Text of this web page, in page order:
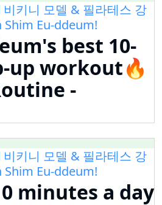
키니 모델 & 필라테스 강
Eu-ddeum!
best 10-
up workout🔥
-
키니 모델 & 필라테스 강
Eu-ddeum!
minutes a day